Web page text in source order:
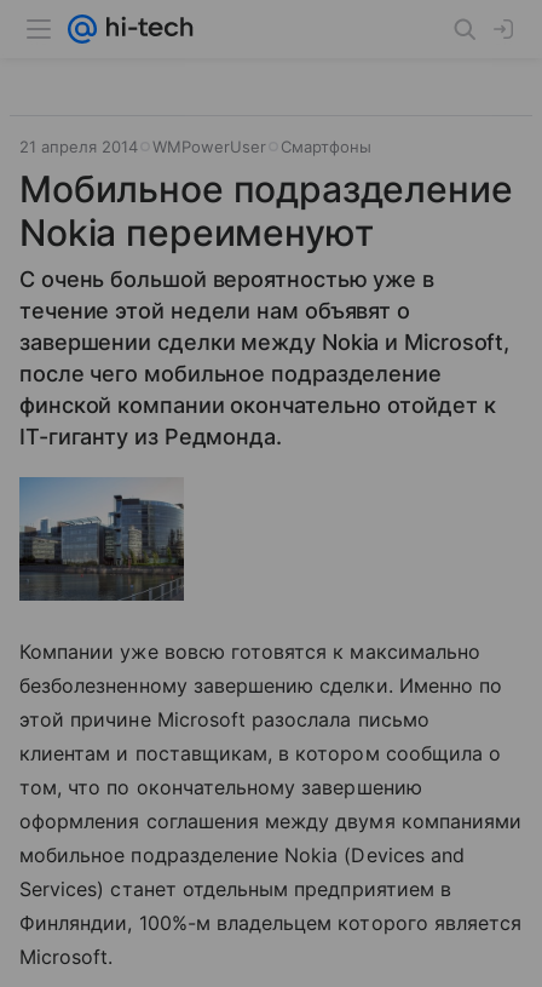
21 апреля 2014 WMPowerUser Смартфоны
Мобильное подразделение
Nokia переименуют
C очень большой вероятностью уже в
течение этой недели нам объявят о
завершении сделки между Nokia и Microsoft,
после чего мобильное подразделение
финской компании окончательно отойдет к
IT-гиганту из Редмонда.
Компании уже вовсю готовятся к максимально
безболезненному завершению сделки. Именно по
этой причине Microsoft разослала письмо
клиентам и поставщикам, в котором сообщила о
том, что по окончательному завершению
оформления соглашения между двумя компаниями
мобильное подразделение Nokia (Devices and
Services) станет отдельным предприятием в
Финляндии, 100%-м владельцем которого является
Microsoft.